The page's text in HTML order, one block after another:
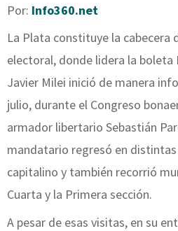
Por: Info360.net
La Plata constituye la cabecera
electoral, donde lidera la boleta
Javier Milei inició de manera
julio, durante el Congreso
armador libertario Sebastián
mandatario regresó en
capitalino y también recorrió
Cuarta y la Primera sección.
A pesar de esas visitas, en su